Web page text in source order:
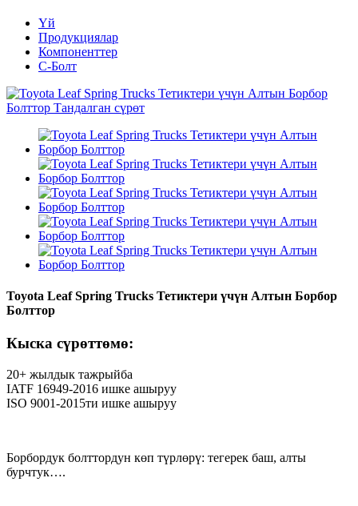
Үй
Продукциялар
Компоненттер
C-Болт
Toyota Leaf Spring Trucks Тетиктери үчүн Алтын Борбор
Болттор
Кыска сүрөттөмө:
20+ жылдык тажрыйба
IATF 16949-2016 ишке ашыруу
ISO 9001-2015ти ишке ашыруу
Борбордук болттордун көп түрлөрү: тегерек баш, алты
бурчтук….